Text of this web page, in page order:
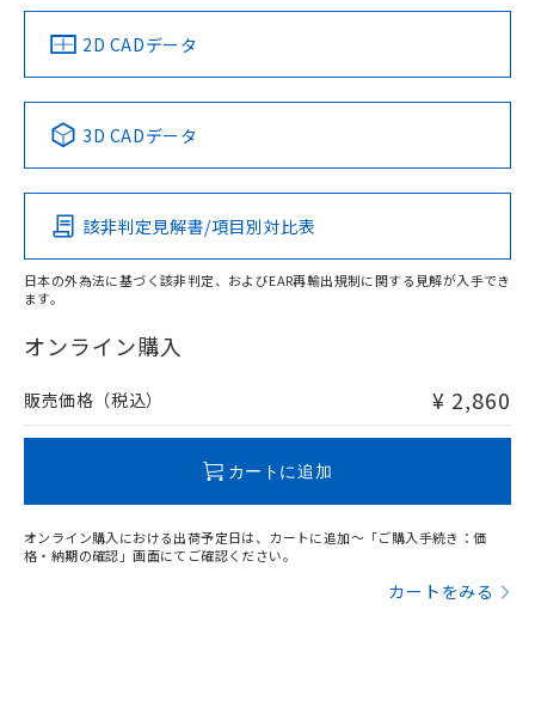
中国 RoHS 注意事項・凡例
Pb Hg Cd Cr(VI)
O
在庫等で未対応品が混在する可能性があります。
問い合わせください。
2D CADデータ
3D CADデータ
該非判定見解書/項目別対比表
日本の外為法に基づく該非判定、およびEAR再輸出規制に関する見解が入手でき
ます。
オンライン購入
販売価格（税込） ¥ 2,860
カートに追加
オンライン購入における出荷予定日は、カートに追加～「ご購入手続き：価
格・納期の確認」画面にてご確認ください。
カートをみる